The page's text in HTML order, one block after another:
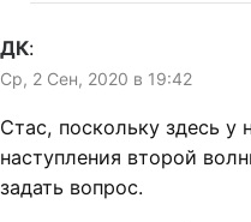
ДК:
Ср, 2 Сен, 2020 в 19:42
Стас, поскольку здесь у
наступления второй
задать вопрос.